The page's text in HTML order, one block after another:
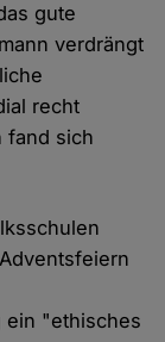
gute
verdrängt
recht
fand sich
ein "ethisches